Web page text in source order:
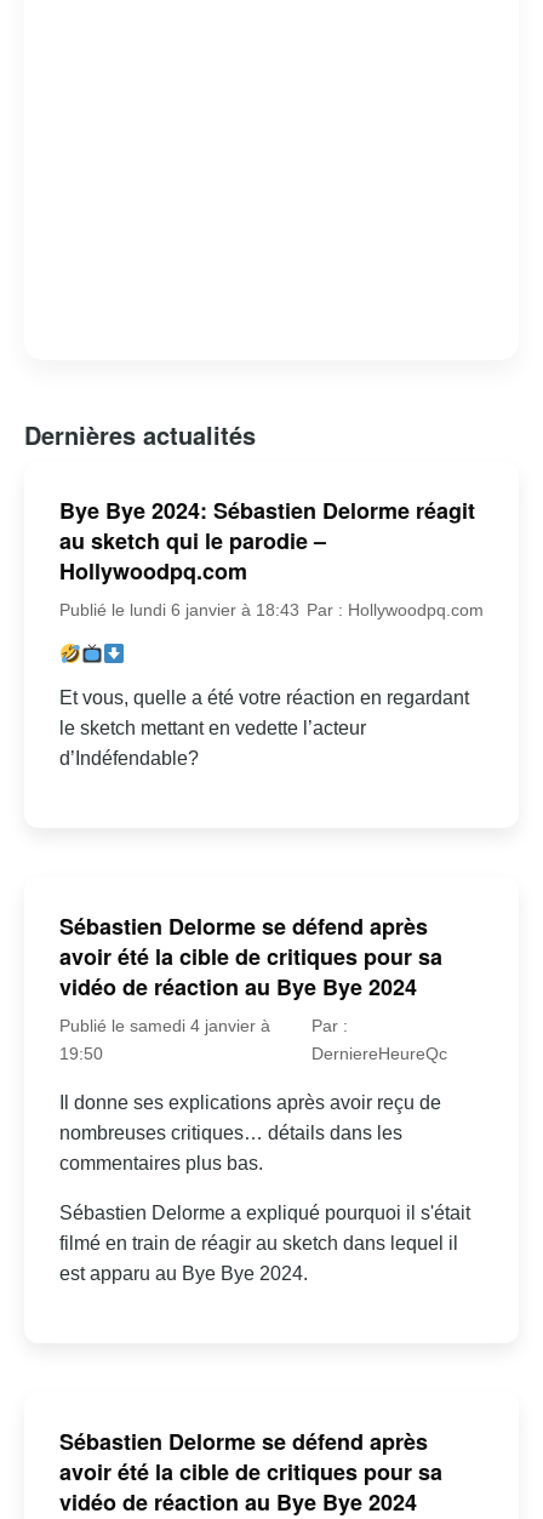
Dernières actualités
Bye Bye 2024: Sébastien Delorme réagit
au sketch qui le parodie –
Hollywoodpq.com
Publié le lundi 6 janvier à 18:43 Par : Hollywoodpq.com
Et vous, quelle a été votre réaction en regardant
le sketch mettant en vedette l’acteur
d’Indéfendable?
Sébastien Delorme se défend après
avoir été la cible de critiques pour sa
vidéo de réaction au Bye Bye 2024
Publié le samedi 4 janvier à
19:50
Par :
DerniereHeureQc
Il donne ses explications après avoir reçu de
nombreuses critiques… détails dans les
commentaires plus bas.
Sébastien Delorme a expliqué pourquoi il s'était
filmé en train de réagir au sketch dans lequel il
est apparu au Bye Bye 2024.
Sébastien Delorme se défend après
avoir été la cible de critiques pour sa
vidéo de réaction au Bye Bye 2024